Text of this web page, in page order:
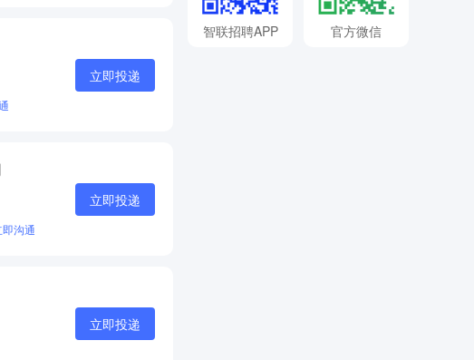
立即投递
即沟通
立即投递
立即投递
智联招聘APP 官方微信